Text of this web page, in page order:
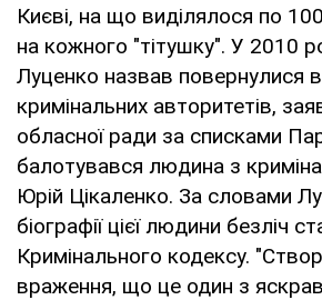
Києві, на що виділялося по
на кожного "тітушку". У 2010
Луценко назвав повернулися в
кримінальних авторитетів,
обласної ради за списками
балотувався людина з
Юрій Цікаленко. За словами
біографії цієї людини безліч
Кримінального кодексу.
враження, що це один з